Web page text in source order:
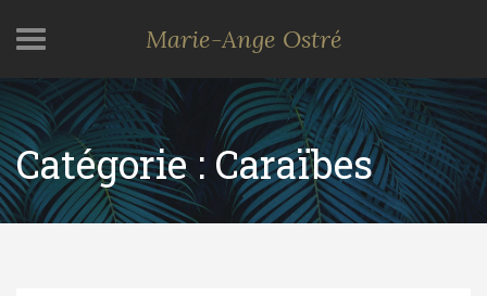
Marie-Ange Ostré
Catégorie : Caraïbes